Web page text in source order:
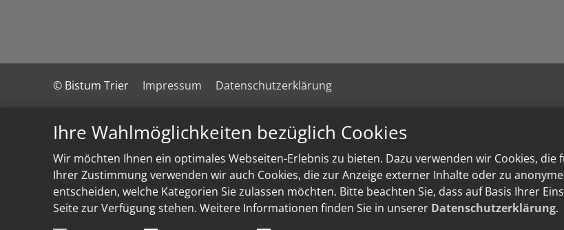
Ihre Wahlmöglichkeiten bezüglich Cookies
Wir möchten Ihnen ein optimales Webseiten-Erlebnis zu bieten. Dazu verwenden wir Cookies,
Ihrer Zustimmung verwenden wir auch Cookies, die zur Anzeige externer Inhalte oder zu
entscheiden, welche Kategorien Sie zulassen möchten. Bitte beachten Sie, dass auf Basis Ihrer
Seite zur Verfügung stehen. Weitere Informationen finden Sie in unserer Datenschutzerklärung.
© Bistum Trier Impressum Datenschutzerklärung